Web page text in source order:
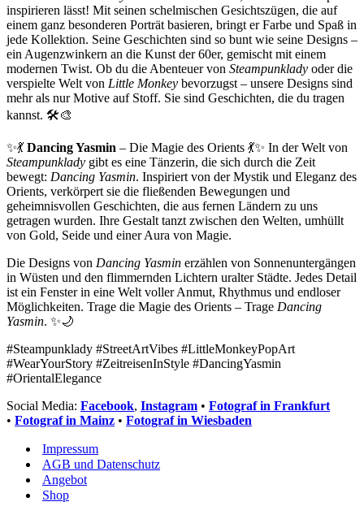
inspirieren lässt! Mit seinen schelmischen Gesichtszügen, die auf
einem ganz besonderen Porträt basieren, bringt er Farbe und Spaß in
jede Kollektion. Seine Geschichten sind so bunt wie seine Designs –
ein Augenzwinkern an die Kunst der 60er, gemischt mit einem
modernen Twist. Ob du die Abenteuer von Steampunklady oder die
verspielte Welt von Little Monkey bevorzugst – unsere Designs sind
mehr als nur Motive auf Stoff. Sie sind Geschichten, die du tragen
kannst. 🛠️🎨
✨💃 Dancing Yasmin – Die Magie des Orients 💃✨ In der Welt von
Steampunklady gibt es eine Tänzerin, die sich durch die Zeit
bewegt: Dancing Yasmin. Inspiriert von der Mystik und Eleganz des
Orients, verkörpert sie die fließenden Bewegungen und
geheimnisvollen Geschichten, die aus fernen Ländern zu uns
getragen wurden. Ihre Gestalt tanzt zwischen den Welten, umhüllt
von Gold, Seide und einer Aura von Magie.
Die Designs von Dancing Yasmin erzählen von Sonnenuntergängen
in Wüsten und den flimmernden Lichtern uralter Städte. Jedes Detail
ist ein Fenster in eine Welt voller Anmut, Rhythmus und endloser
Möglichkeiten. Trage die Magie des Orients – Trage Dancing
Yasmin. ✨🌙
#Steampunklady #StreetArtVibes #LittleMonkeyPopArt
#WearYourStory #ZeitreisenInStyle #DancingYasmin
#OrientalElegance
Social Media: Facebook, Instagram • Fotograf in Frankfurt
• Fotograf in Mainz • Fotograf in Wiesbaden
Impressum
AGB und Datenschutz
Angebot
Shop